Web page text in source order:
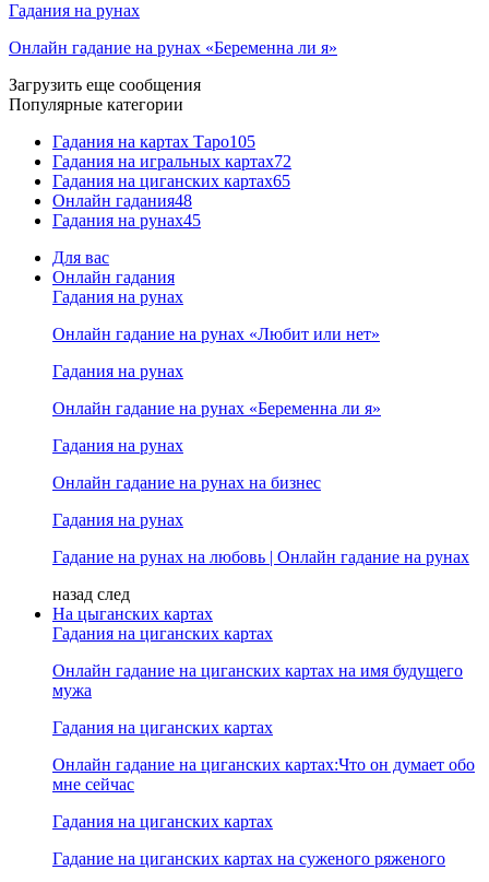
Гадания на рунах
Онлайн гадание на рунах «Беременна ли я»
Загрузить еще сообщения
Популярные категории
Гадания на картах Таро105
Гадания на игральных картах72
Гадания на циганских картах65
Онлайн гадания48
Гадания на рунах45
Для вас
Онлайн гадания
Гадания на рунах
Онлайн гадание на рунах «Любит или нет»
Гадания на рунах
Онлайн гадание на рунах «Беременна ли я»
Гадания на рунах
Онлайн гадание на рунах на бизнес
Гадания на рунах
Гадание на рунах на любовь | Онлайн гадание на рунах
назад след
На цыганских картах
Гадания на циганских картах
Онлайн гадание на циганских картах на имя будущего
мужа
Гадания на циганских картах
Онлайн гадание на циганских картах:Что он думает обо
мне сейчас
Гадания на циганских картах
Гадание на циганских картах на суженого ряженого